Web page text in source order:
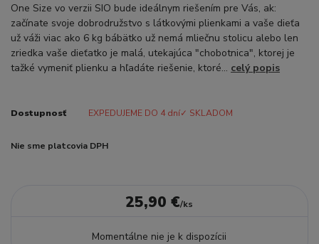
One Size vo verzii SIO bude ideálnym riešením pre Vás, ak:
začínate svoje dobrodružstvo s látkovými plienkami a vaše dieťa
už váži viac ako 6 kg bábätko už nemá mliečnu stolicu alebo len
zriedka vaše dieťatko je malá, utekajúca "chobotnica", ktorej je
tažké vymeniť plienku a hľadáte riešenie, ktoré... celý popis
Dostupnosť EXPEDUJEME DO 4 dní✓ SKLADOM
Nie sme platcovia DPH
25,90 €/ks
Momentálne nie je k dispozícii